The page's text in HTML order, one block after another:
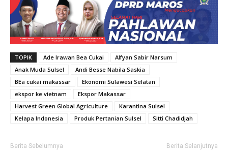
TOPIK Ade Irawan Bea Cukai
Alfyan Sabir Narsum
Anak Muda Sulsel
Andi Besse Nabila Saskia
BEa cukai makassar
Ekonomi Sulawesi Selatan
ekspor ke vietnam
Ekspor Makassar
Harvest Green Global Agriculture
Karantina Sulsel
Kelapa Indonesia
Produk Pertanian Sulsel Sitti Chadidjah
Berita Sebelumnya Berita Selanjutnya